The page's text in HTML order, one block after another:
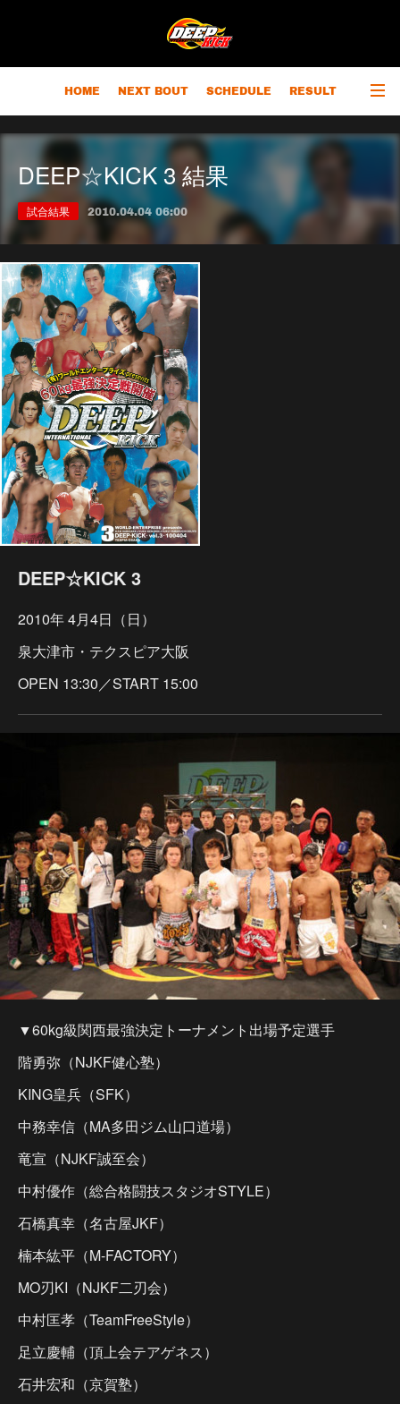
HOME NEXT BOUT SCHEDULE RESULT
RANKING CHAMPIONS OUTLINE
DEEP☆KICK 3 結果
試合結果 2010.04.04 06:00
DEEP☆KICK 3
2010年 4月4日（日）
泉大津市・テクスピア大阪
OPEN 13:30／START 15:00
▼60kg級関西最強決定トーナメント出場予定選手
階勇弥（NJKF健心塾）
KING皇兵（SFK）
中務幸信（MA多田ジム山口道場）
竜宣（NJKF誠至会）
中村優作（総合格闘技スタジオSTYLE）
石橋真幸（名古屋JKF）
楠本紘平（M-FACTORY）
MO刃KI（NJKF二刃会）
中村匡孝（TeamFreeStyle）
足立慶輔（頂上会テアゲネス）
石井宏和（京賀塾）